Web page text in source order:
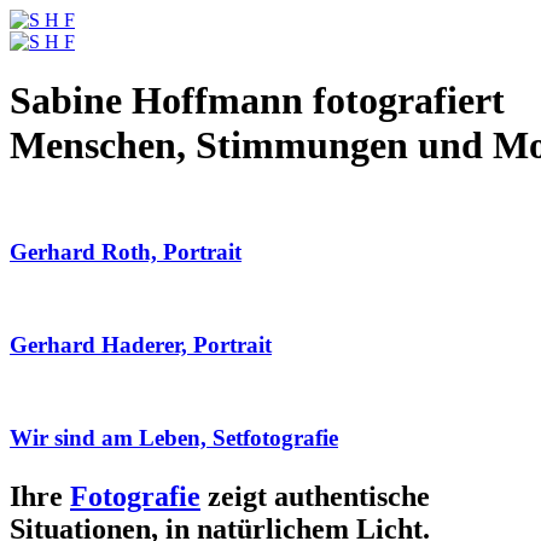
Sabine Hoffmann fotografiert
Menschen, Stimmungen und
Gerhard Roth, Portrait
Gerhard Haderer, Portrait
Wir sind am Leben, Setfotografie
Ihre Fotografie zeigt authentische
Situationen, in natürlichem Licht.